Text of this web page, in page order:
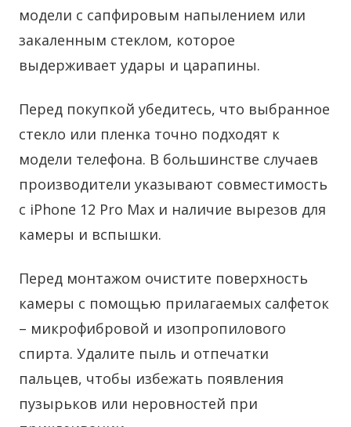
модели с сапфировым напылением или
закаленным стеклом, которое
выдерживает удары и царапины.
Перед покупкой убедитесь, что выбранное
стекло или пленка точно подходят к
модели телефона. В большинстве случаев
производители указывают совместимость
с iPhone 12 Pro Max и наличие вырезов для
камеры и вспышки.
Перед монтажом очистите поверхность
камеры с помощью прилагаемых салфеток
– микрофибровой и изопропилового
спирта. Удалите пыль и отпечатки
пальцев, чтобы избежать появления
пузырьков или неровностей при